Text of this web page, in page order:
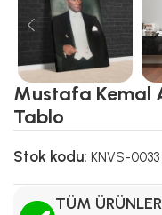
Mustafa Kemal
Tablo
Stok kodu: KNVS-0033
TÜM